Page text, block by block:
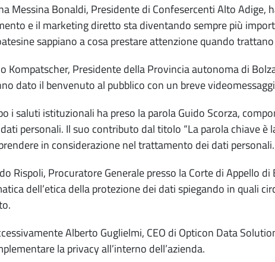
Messina Bonaldi, Presidente di Confesercenti Alto Adige,
e il marketing diretto sta diventando sempre più
sappiano a cosa prestare attenzione quando trattano
Kompatscher, Presidente della Provincia autonoma di
dato il benvenuto al pubblico con un breve
i saluti istituzionali ha preso la parola Guido Scorza,
personali. Il suo contributo dal titolo “La parola chiave è
in considerazione nel trattamento dei dati personali.
Rispoli, Procuratore Generale presso la Corte di Appello
dell’etica della protezione dei dati spiegando in quali
Alberto Guglielmi, CEO di Opticon Data
la privacy all’interno dell’azienda.